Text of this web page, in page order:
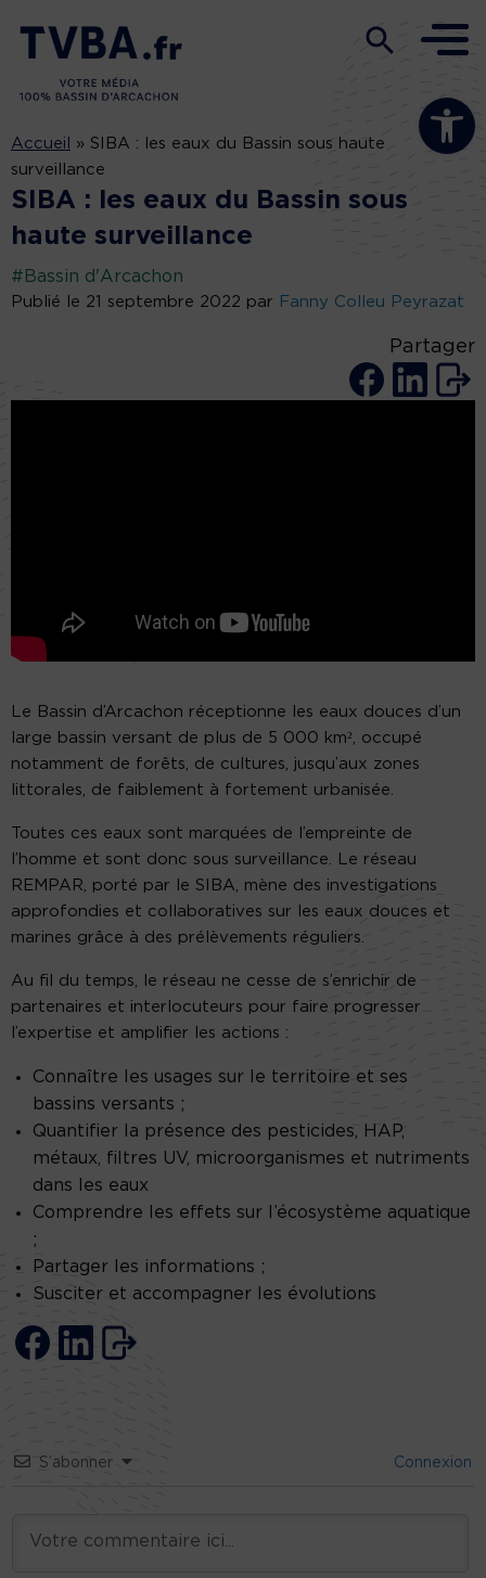
Ouvrir la
Accueil » SIBA : les eaux du Bassin sous haute
surveillance
SIBA : les eaux du Bassin sous
haute surveillance
#Bassin d'Arcachon
Publié le 21 septembre 2022 par Fanny Colleu Peyrazat
Partager
Le Bassin d’Arcachon réceptionne les eaux douces d’un
large bassin versant de plus de 5 000 km², occupé
notamment de forêts, de cultures, jusqu’aux zones
littorales, de faiblement à fortement urbanisée.
Toutes ces eaux sont marquées de l’empreinte de
l’homme et sont donc sous surveillance. Le réseau
REMPAR, porté par le SIBA, mène des investigations
approfondies et collaboratives sur les eaux douces et
marines grâce à des prélèvements réguliers.
Au fil du temps, le réseau ne cesse de s’enrichir de
partenaires et interlocuteurs pour faire progresser
l’expertise et amplifier les actions :
Connaître les usages sur le territoire et ses
bassins versants ;
Quantifier la présence des pesticides, HAP,
métaux, filtres UV, microorganismes et nutriments
dans les eaux
Comprendre les effets sur l’écosystème aquatique
;
Partager les informations ;
Susciter et accompagner les évolutions
S’abonner Connexion